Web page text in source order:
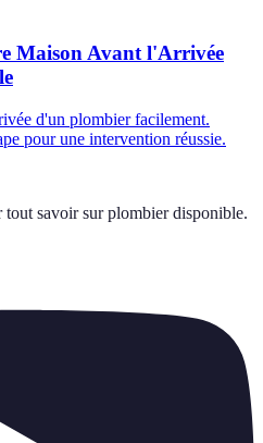
Maison Avant l'Arrivée
d'un plombier facilement.
pour une intervention réussie.
tout savoir sur plombier disponible.